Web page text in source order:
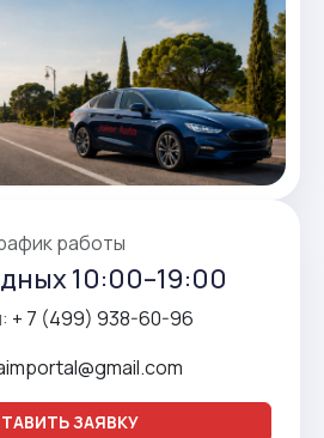
работы
10:00–19:00
+ 7 (499) 938-60-96
ЗАЯВКУ